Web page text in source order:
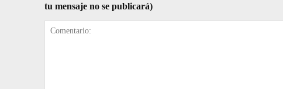
tu mensaje no se publicará)